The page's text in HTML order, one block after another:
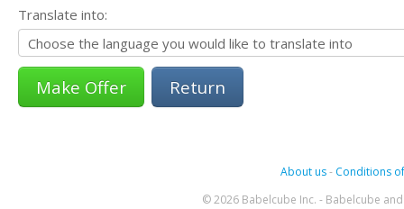
Translate into:
Return
About us- Conditions
© 2026 Babelcube Inc. - Babelcube